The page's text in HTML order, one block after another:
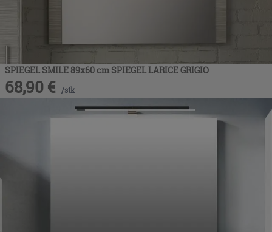
SPIEGEL SMILE 89x60 cm SPIEGEL LARICE GRIGIO
68,90 € /stk